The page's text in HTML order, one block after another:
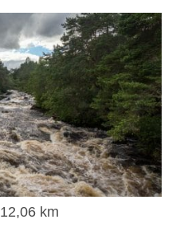
12,06 km